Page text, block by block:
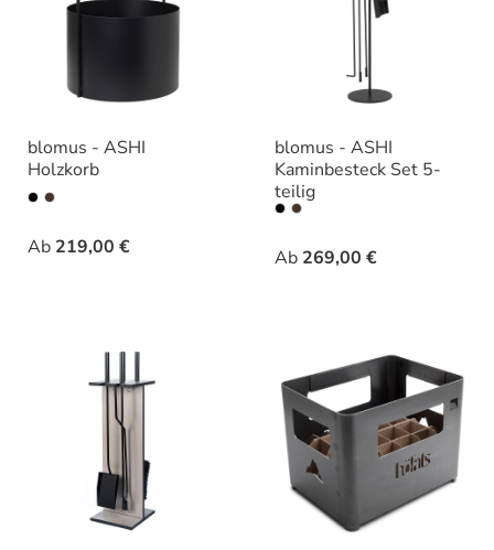
blomus - ASHI
Holzkorb
Ab 219,00 €
Varianten
blomus - ASHI
Kaminbesteck Set 5-
teilig
Ab 269,00 €
Varianten